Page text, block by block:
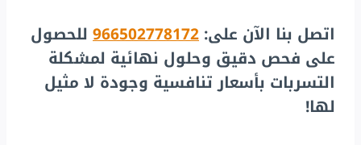
اتصل بنا الآن على:966502778172 للحصول
على فحص دقيق وحلول نهائية لمشكلة
التسربات بأسعار تنافسية وجودة لا مثيل
لها!